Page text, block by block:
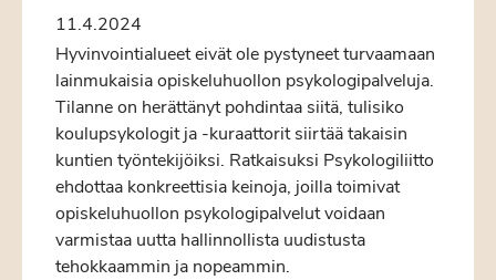
11.4.2024
Hyvinvointialueet eivät ole pystyneet turvaamaan
lainmukaisia opiskeluhuollon psykologipalveluja.
Tilanne on herättänyt pohdintaa siitä, tulisiko
koulupsykologit ja -kuraattorit siirtää takaisin
kuntien työntekijöiksi. Ratkaisuksi Psykologiliitto
ehdottaa konkreettisia keinoja, joilla toimivat
opiskeluhuollon psykologipalvelut voidaan
varmistaa uutta hallinnollista uudistusta
tehokkaammin ja nopeammin.